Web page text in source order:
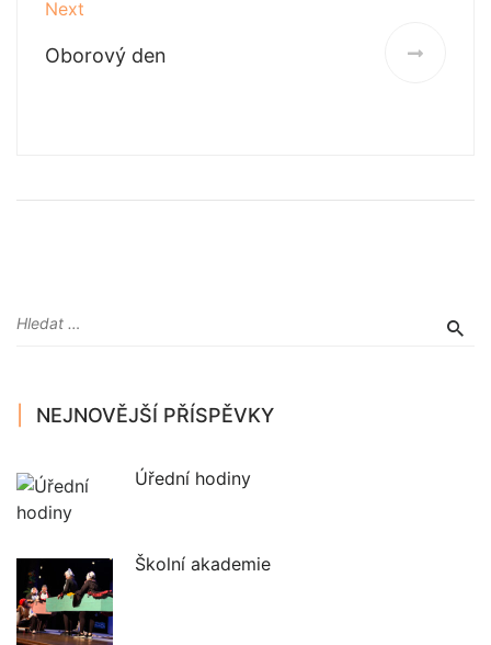
Next
Oborový den
NEJNOVĚJŠÍ PŘÍSPĚVKY
Úřední hodiny
Školní akademie